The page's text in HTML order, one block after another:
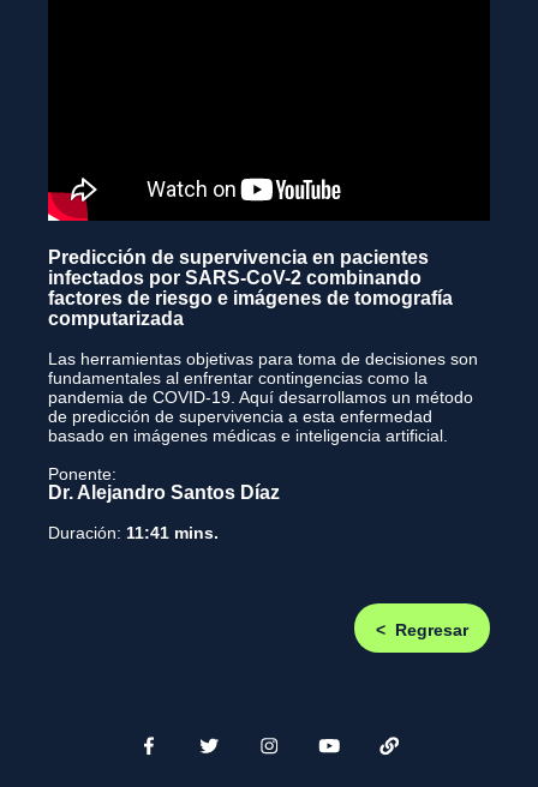
Predicción de supervivencia en pacientes
infectados por SARS-CoV-2 combinando
factores de riesgo e imágenes de tomografía
computarizada
Las herramientas objetivas para toma de decisiones son
fundamentales al enfrentar contingencias como la
pandemia de COVID-19. Aquí desarrollamos un método
de predicción de supervivencia a esta enfermedad
basado en imágenes médicas e inteligencia artificial.
Ponente:
Dr. Alejandro Santos Díaz
Duración: 11:41 mins.
< Regresar